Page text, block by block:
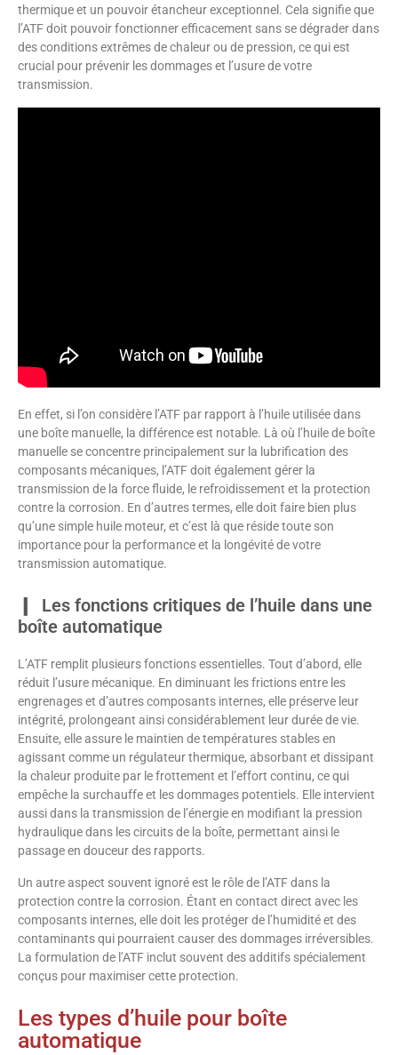
thermique et un pouvoir étancheur exceptionnel. Cela signifie que
l’ATF doit pouvoir fonctionner efficacement sans se dégrader dans
des conditions extrêmes de chaleur ou de pression, ce qui est
crucial pour prévenir les dommages et l’usure de votre
transmission.
En effet, si l’on considère l’ATF par rapport à l’huile utilisée dans
une boîte manuelle, la différence est notable. Là où l’huile de boîte
manuelle se concentre principalement sur la lubrification des
composants mécaniques, l’ATF doit également gérer la
transmission de la force fluide, le refroidissement et la protection
contre la corrosion. En d’autres termes, elle doit faire bien plus
qu’une simple huile moteur, et c’est là que réside toute son
importance pour la performance et la longévité de votre
transmission automatique.
Les fonctions critiques de l’huile dans une
boîte automatique
L’ATF remplit plusieurs fonctions essentielles. Tout d’abord, elle
réduit l’usure mécanique. En diminuant les frictions entre les
engrenages et d’autres composants internes, elle préserve leur
intégrité, prolongeant ainsi considérablement leur durée de vie.
Ensuite, elle assure le maintien de températures stables en
agissant comme un régulateur thermique, absorbant et dissipant
la chaleur produite par le frottement et l’effort continu, ce qui
empêche la surchauffe et les dommages potentiels. Elle intervient
aussi dans la transmission de l’énergie en modifiant la pression
hydraulique dans les circuits de la boîte, permettant ainsi le
passage en douceur des rapports.
Un autre aspect souvent ignoré est le rôle de l’ATF dans la
protection contre la corrosion. Étant en contact direct avec les
composants internes, elle doit les protéger de l’humidité et des
contaminants qui pourraient causer des dommages irréversibles.
La formulation de l’ATF inclut souvent des additifs spécialement
conçus pour maximiser cette protection.
Les types d’huile pour boîte
automatique